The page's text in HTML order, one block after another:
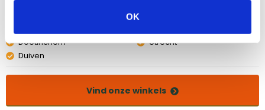
OK
Doetinchem
Duiven
Utrecht
Vind onze winkels